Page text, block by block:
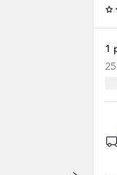
1